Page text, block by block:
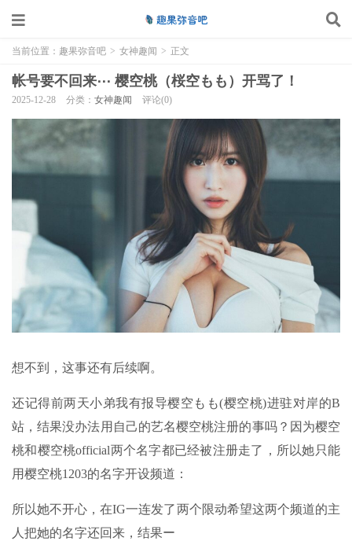
当前位置： 趣果弥音吧 > 女神趣闻 > 正文
帐号要不回来⋯ 樱空桃（桜空もも）开骂了！
2025-12-28 分类： 女神趣闻 评论(0)
想不到，这事还有后续啊。
还记得前两天小弟我有报导樱空もも(樱空桃)进驻对岸的B
站，结果没办法用自己的艺名樱空桃注册的事吗？因为樱空
桃和樱空桃official两个名字都已经被注册走了，所以她只能
用樱空桃1203的名字开设频道：
所以她不开心，在IG一连发了两个限动希望这两个频道的主
人把她的名字还回来，结果ー